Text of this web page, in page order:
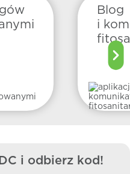
Blog
i
i odbierz kod!